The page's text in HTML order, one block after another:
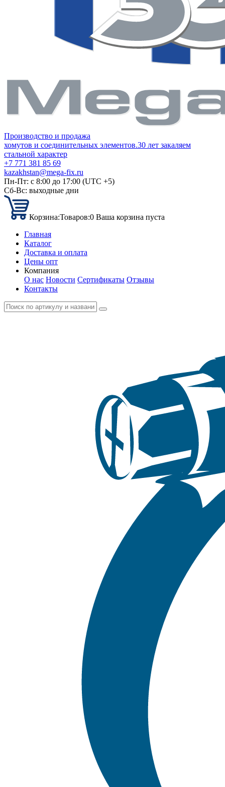
Производство и продажа
хомутов и соединительных элементов.30 лет закаляем
стальной характер
+7 771 381 85 69
kazakhstan@mega-fix.ru
Пн-Пт: с 8:00 до 17:00 (UTC +5)
Сб-Вс: выходные дни
Корзина:Товаров:0 Ваша корзина пуста
Главная
Каталог
Доставка и оплата
Цены опт
Компания
О нас Новости Сертификаты Отзывы
Контакты